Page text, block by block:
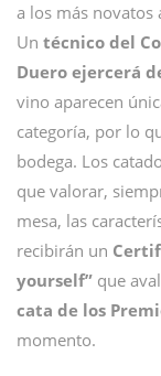
a los más novatos
Un técnico del
Duero ejercerá
vino aparecen
categoría, por lo
bodega. Los
que valorar,
mesa, las
recibirán un
yourself” que
cata de los
momento.